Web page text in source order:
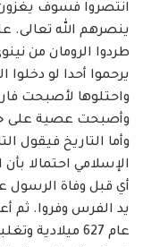
انتصروا فسوف
ينصرهم الله تعالى.
طردوا الرومان من
يرحموا أحدا لو
واحتلوها ‏لأصبحت
وأصبحت عصية على
وأما التاريخ فيقول
أي قبل وفاة
يد ‏الفرس وفروا. ثم